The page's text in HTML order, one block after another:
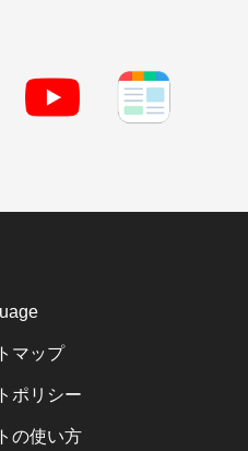
マップ
ポリシー
の使い方